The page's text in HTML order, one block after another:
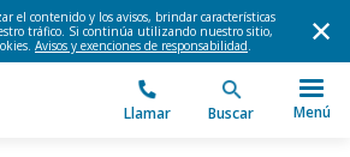
el contenido y los avisos, brindar características
tráfico. Si continúa utilizando nuestro sitio,
Avisos y exenciones de responsabilidad.
Llamar Buscar Menú